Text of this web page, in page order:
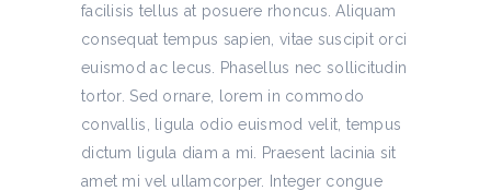
facilisis tellus at posuere rhoncus. Aliquam
consequat tempus sapien, vitae suscipit orci
euismod ac lecus. Phasellus nec sollicitudin
tortor. Sed ornare, lorem in commodo
convallis, ligula odio euismod velit, tempus
dictum ligula diam a mi. Praesent lacinia sit
amet mi vel ullamcorper. Integer congue